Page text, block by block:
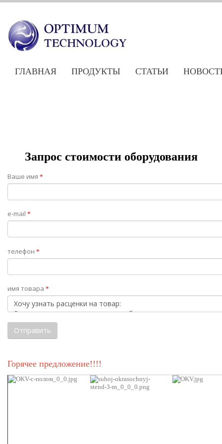
ГЛАВНАЯ ПРОДУКТЫ СТАТЬИ
Запрос стоимости оборудования
Ваше имя *
e-mail *
телефон *
имя товара *
Горячее предложение!!!!